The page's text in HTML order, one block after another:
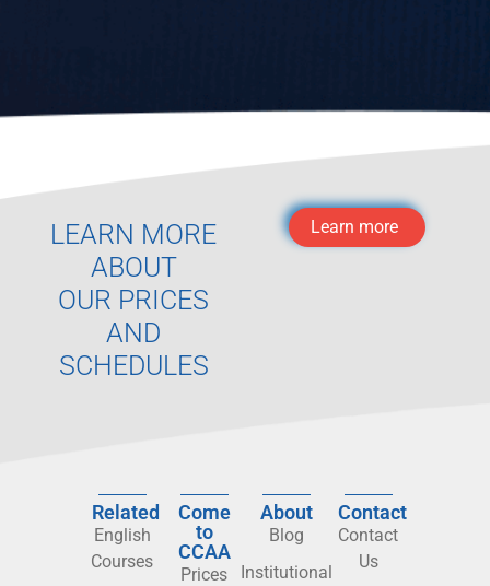
LEARN MORE
ABOUT
OUR PRICES
AND
SCHEDULES
Learn more
Related
English
Courses
Come
to
CCAA
Prices
About
Blog
Institutional
Contact
Contact
Us